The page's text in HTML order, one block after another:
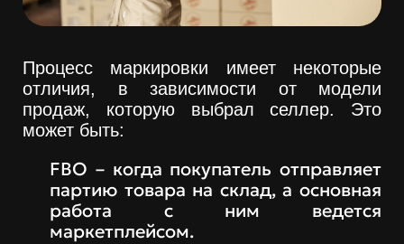
Процесс маркировки имеет некоторые
отличия, в зависимости от модели
продаж, которую выбрал селлер. Это
может быть:
FBO – когда покупатель отправляет
партию товара на склад, а основная
работа с ним ведется
маркетплейсом.